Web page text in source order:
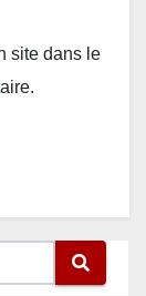
site dans le